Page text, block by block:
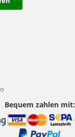
Bequem zahlen mit: